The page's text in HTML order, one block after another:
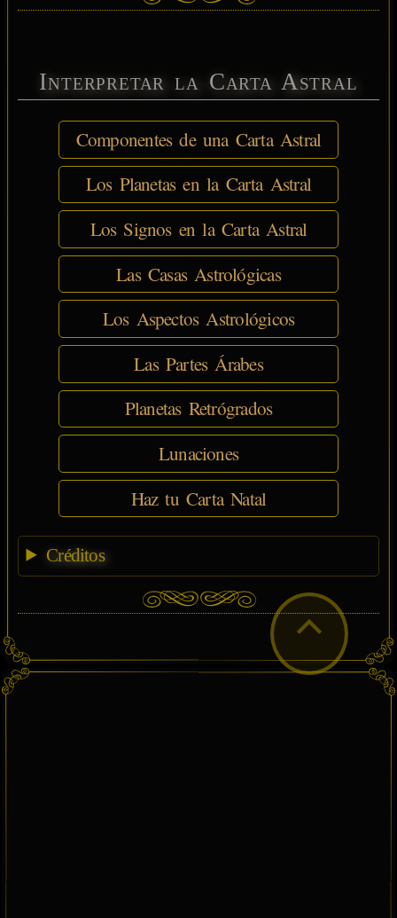
Interpretar la Carta Astral
Componentes de una Carta Astral
Los Planetas en la Carta Astral
Los Signos en la Carta Astral
Las Casas Astrológicas
Los Aspectos Astrológicos
Las Partes Árabes
Planetas Retrógrados
Lunaciones
Haz tu Carta Natal
Créditos